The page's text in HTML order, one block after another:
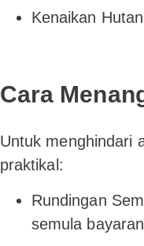
Kenaikan
Cara
Untuk menghindari
praktikal:
Rundingan
semula